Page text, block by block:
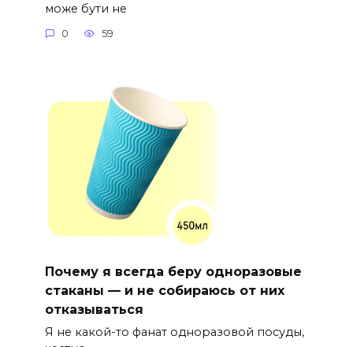
може бути не
0 59
Почему я всегда беру одноразовые
стаканы — и не собираюсь от них
отказываться
Я не какой-то фанат одноразовой посуды,